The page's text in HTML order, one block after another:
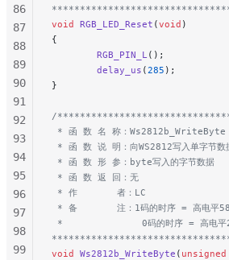
void RGB_LED_Reset (void )
{
        RGB_PIN_L
();
        delay_us
(285 );
}
/
* 函 数 名 称：Ws2812b_WriteByte
* 函 数 说 明：向WS2812写入单字节数
* 函 数 形 参：byte写入的字节数据
* 函 数 返 回：无
* 作       者：LC
* 备       注：1码的时序 = 高电平
*              0码的时序 = 高电平
void Ws2812b_WriteByte ( unsigned
86
87
88
89
90
91
92
93
94
95
96
97
98
99